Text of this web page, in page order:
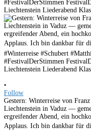
•
Follow
Gestern: Winterreise von
Liechtenstein in Vaduz —
ergreifender Abend, ein
Applaus. Ich bin dankbar für